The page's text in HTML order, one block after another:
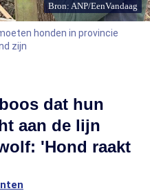
Bron: ANP/EenVandaag
honden in provincie
zijn
dat hun
aan de lijn
'Hond raakt